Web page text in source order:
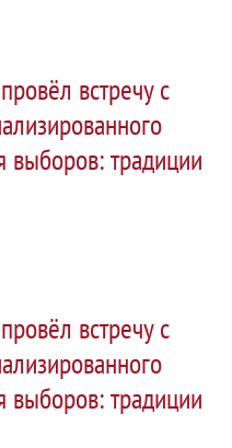
встречу с
выборов: традиции
встречу с
выборов: традиции